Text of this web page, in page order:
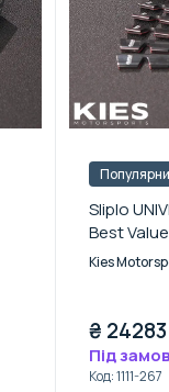
Sliplo
Best Value
Kies
₴
Під
Код:1111-267